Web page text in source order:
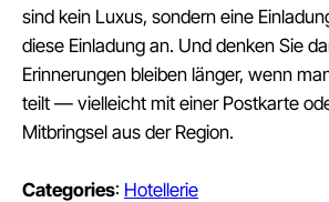
sind kein Luxus, sondern eine
diese Einladung an. Und denken Sie
Erinnerungen bleiben länger, wenn
teilt — vielleicht mit einer Postkarte
Mitbringsel aus der Region.
Categories: Hotellerie